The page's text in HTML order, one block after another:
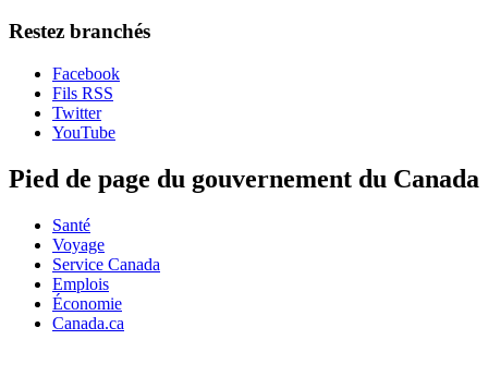
Restez branchés
Facebook
Fils RSS
Twitter
YouTube
Pied de page du gouvernement du Canada
Santé
Voyage
Service Canada
Emplois
Économie
Canada.ca